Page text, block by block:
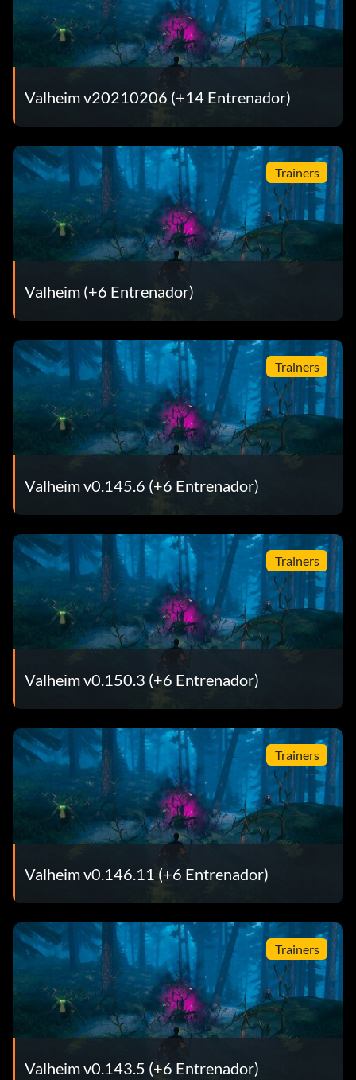
Valheim v20210206 (+14 Entrenador)
Trainers
Valheim (+6 Entrenador)
Trainers
Valheim v0.145.6 (+6 Entrenador)
Trainers
Valheim v0.150.3 (+6 Entrenador)
Trainers
Valheim v0.146.11 (+6 Entrenador)
Trainers
Valheim v0.143.5 (+6 Entrenador)